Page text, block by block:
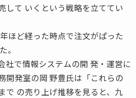
して いくという戦略を立ててい
ほど経った時点で注文がぱった
。
社で情報システムの開 発・運営に
開発室の岡 野豊氏は「これらの
で の売り上げ推移を見ると、九